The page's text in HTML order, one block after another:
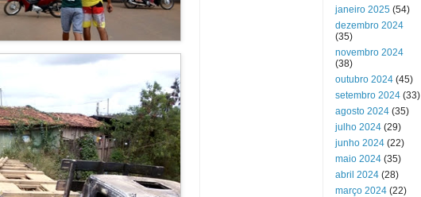
janeiro 2025 (54)
dezembro 2024
(35)
novembro 2024
(38)
outubro 2024 (45)
setembro 2024 (33)
agosto 2024 (35)
julho 2024 (29)
junho 2024 (22)
maio 2024 (35)
abril 2024 (28)
março 2024 (22)